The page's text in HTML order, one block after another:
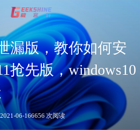
漏版，教你如何安
抢先版，windows10
06-166656 次阅读